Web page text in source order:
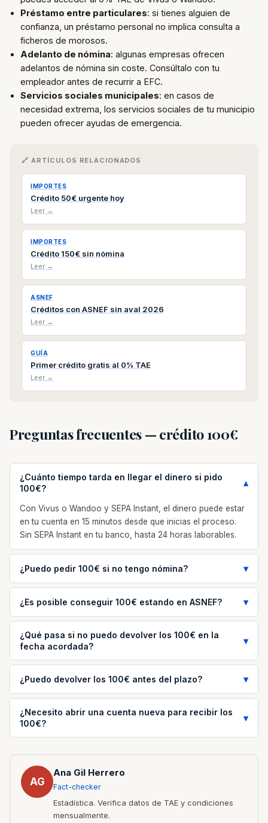
Préstamo entre particulares: si tienes alguien de
confianza, un préstamo personal no implica consulta a
ficheros de morosos.
Adelanto de nómina: algunas empresas ofrecen
adelantos de nómina sin coste. Consúltalo con tu
empleador antes de recurrir a EFC.
Servicios sociales municipales: en casos de
necesidad extrema, los servicios sociales de tu municipio
pueden ofrecer ayudas de emergencia.
🔗 ARTÍCULOS RELACIONADOS
IMPORTES
Crédito 50€ urgente hoy
Leer →
IMPORTES
Crédito 150€ sin nómina
Leer →
ASNEF
Créditos con ASNEF sin aval 2026
Leer →
GUÍA
Primer crédito gratis al 0% TAE
Leer →
Preguntas frecuentes — crédito 100€
¿Cuánto tiempo tarda en llegar el dinero si pido
100€?
Con Vivus o Wandoo y SEPA Instant, el dinero puede estar
en tu cuenta en 15 minutos desde que inicias el proceso.
Sin SEPA Instant en tu banco, hasta 24 horas laborables.
¿Puedo pedir 100€ si no tengo nómina?
¿Es posible conseguir 100€ estando en ASNEF?
¿Qué pasa si no puedo devolver los 100€ en la
fecha acordada?
¿Puedo devolver los 100€ antes del plazo?
¿Necesito abrir una cuenta nueva para recibir los
100€?
AG
Ana Gil Herrero
Fact-checker
Estadística. Verifica datos de TAE y condiciones
mensualmente.